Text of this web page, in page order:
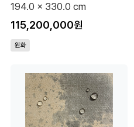
194.0 x 330.0 cm
115,200,000원
원화